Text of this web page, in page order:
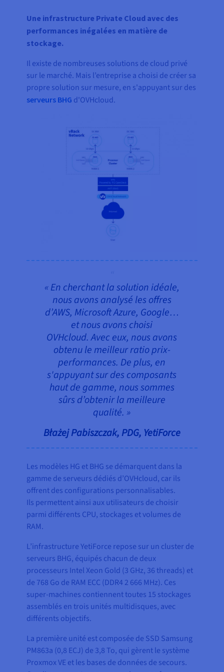
Une infrastructure Private Cloud avec des
performances inégalées en matière de
stockage.
Il existe de nombreuses solutions de cloud privé
sur le marché. Mais l’entreprise a choisi de créer sa
propre solution sur mesure, en s'appuyant sur des
serveurs BHG d'OVHcloud.
« En cherchant la solution idéale,
nous avons analysé les offres
d’AWS, Microsoft Azure, Google…
et nous avons choisi
OVHcloud. Avec eux, nous avons
obtenu le meilleur ratio prix-
performances. De plus, en
s'appuyant sur des composants
haut de gamme, nous sommes
sûrs d’obtenir la meilleure
qualité. »
Błażej Pabiszczak, PDG, YetiForce
Les modèles HG et BHG se démarquent dans la
gamme de serveurs dédiés d’OVHcloud, car ils
offrent des configurations personnalisables.
Ils permettent ainsi aux utilisateurs de choisir
parmi différents CPU, stockages et volumes de
RAM.
L’infrastructure YetiForce repose sur un cluster de
serveurs BHG, équipés chacun de deux
processeurs Intel Xeon Gold (3 GHz, 36 threads) et
de 768 Go de RAM ECC (DDR4 2 666 MHz). Ces
super-machines contiennent toutes 15 stockages
assemblés en trois unités multidisques, avec
différents objectifs.
La première unité est composée de SSD Samsung
PM863a (0,8 ECJ) de 3,8 To, qui gèrent le système
Proxmox VE et les bases de données de secours.